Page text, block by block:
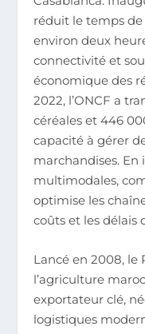
réduit le temps de
environ deux
connectivité et
économique des
2022, l’ONCF a
céréales et 446
capacité à gérer
marchandises.
multimodales,
optimise les
coûts et les délais
Lancé en 2008, le
l’agriculture
exportateur clé,
logistiques